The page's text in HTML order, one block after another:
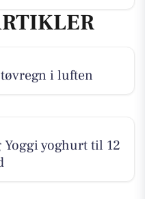
i luften
yoghurt til 12